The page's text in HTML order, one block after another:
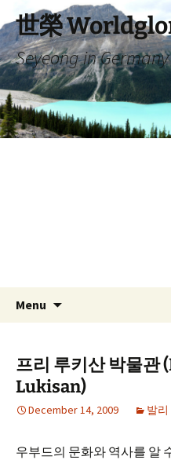
to
content
世榮
Seyeong in Germany
Menu
프리 루키산 박물
Lukisan)
December 14, 2009 발리
우부드의 문화와 역사를 알